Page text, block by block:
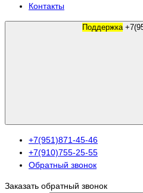
Контакты
Поддержка
+7(951)871-45-46
+7(910)755-25-55
Обратный звонок
Заказать обратный звонок